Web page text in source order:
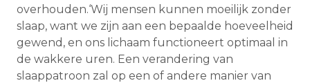
overhouden.‘Wij mensen kunnen moeilijk zonder
slaap, want we zijn aan een bepaalde hoeveelheid
gewend, en ons lichaam functioneert optimaal in
de wakkere uren. Een verandering van
slaappatroon zal op een of andere manier van